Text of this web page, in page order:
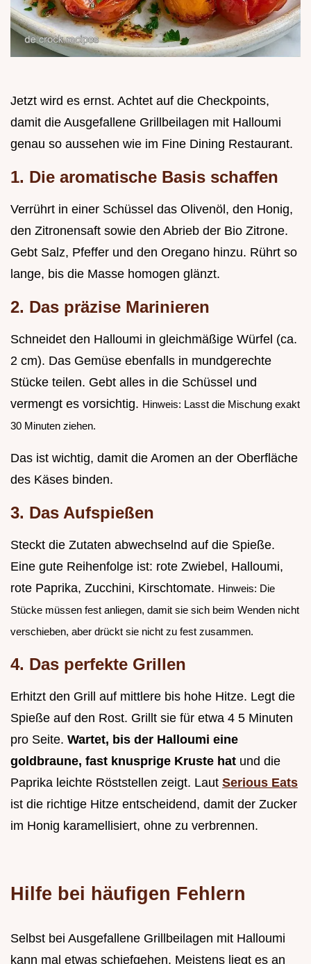
Jetzt wird es ernst. Achtet auf die Checkpoints,
damit die Ausgefallene Grillbeilagen mit Halloumi
genau so aussehen wie im Fine Dining Restaurant.
1. Die aromatische Basis schaffen
Verrührt in einer Schüssel das Olivenöl, den Honig,
den Zitronensaft sowie den Abrieb der Bio Zitrone.
Gebt Salz, Pfeffer und den Oregano hinzu. Rührt so
lange, bis die Masse homogen glänzt.
2. Das präzise Marinieren
Schneidet den Halloumi in gleichmäßige Würfel (ca.
2 cm). Das Gemüse ebenfalls in mundgerechte
Stücke teilen. Gebt alles in die Schüssel und
vermengt es vorsichtig. Hinweis: Lasst die Mischung exakt
30 Minuten ziehen.
Das ist wichtig, damit die Aromen an der Oberfläche
des Käses binden.
3. Das Aufspießen
Steckt die Zutaten abwechselnd auf die Spieße.
Eine gute Reihenfolge ist: rote Zwiebel, Halloumi,
rote Paprika, Zucchini, Kirschtomate. Hinweis: Die
Stücke müssen fest anliegen, damit sie sich beim Wenden nicht
verschieben, aber drückt sie nicht zu fest zusammen.
4. Das perfekte Grillen
Erhitzt den Grill auf mittlere bis hohe Hitze. Legt die
Spieße auf den Rost. Grillt sie für etwa 4 5 Minuten
pro Seite. Wartet, bis der Halloumi eine
goldbraune, fast knusprige Kruste hat und die
Paprika leichte Röststellen zeigt. Laut Serious Eats
ist die richtige Hitze entscheidend, damit der Zucker
im Honig karamellisiert, ohne zu verbrennen.
Hilfe bei häufigen Fehlern
Selbst bei Ausgefallene Grillbeilagen mit Halloumi
kann mal etwas schiefgehen. Meistens liegt es an